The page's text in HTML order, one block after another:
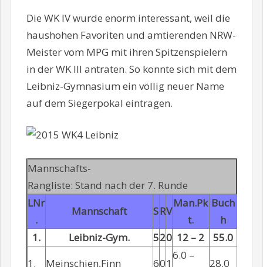
Die WK IV wurde enorm interessant, weil die
haushohen Favoriten und amtierenden NRW-
Meister vom MPG mit ihren Spitzenspielern
in der WK III antraten. So konnte sich mit dem
Leibniz-Gymnasium ein völlig neuer Name
auf dem Siegerpokal eintragen.
Mannschafts-
Rangliste: Stand nach der 7. Runde
LNr
.
Mannschaft SRV
Man.Pk
t.
Buch
h
1.
Leibniz-Gym. 520 12 – 2
55.0
1.
Meinschien,Finn 601
6.0 –
28.0